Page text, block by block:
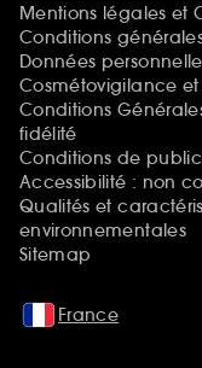
Mentions légales et
Conditions
Données
Cosmétovigilance
Conditions
fidélité
Conditions de
Accessibilité : non
Qualités et
environnementales
Sitemap
France